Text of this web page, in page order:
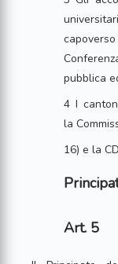
pubblica
4 I
la
16) e la
Art. 5